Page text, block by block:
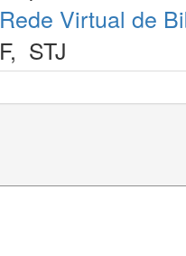
Rede Virtual de
, STJ